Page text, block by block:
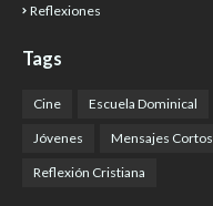
Reflexiones
Tags
Cine Escuela Dominical
Jóvenes Mensajes Cortos
Reflexión Cristiana